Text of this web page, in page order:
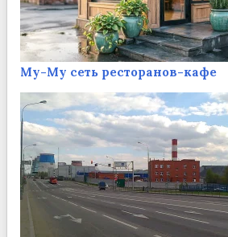
Му-Му сеть ресторанов-кафе